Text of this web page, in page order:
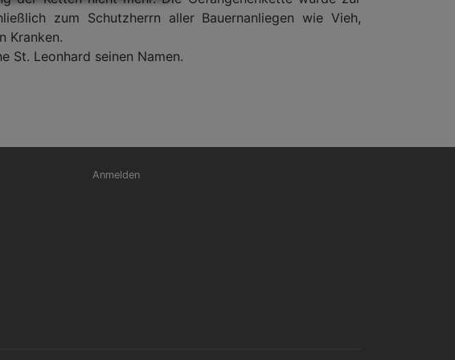
zum Schutzherrn aller Bauernanliegen wie Vieh,
Kranken.
St. Leonhard seinen Namen.
Benutzermenü
Anmelden